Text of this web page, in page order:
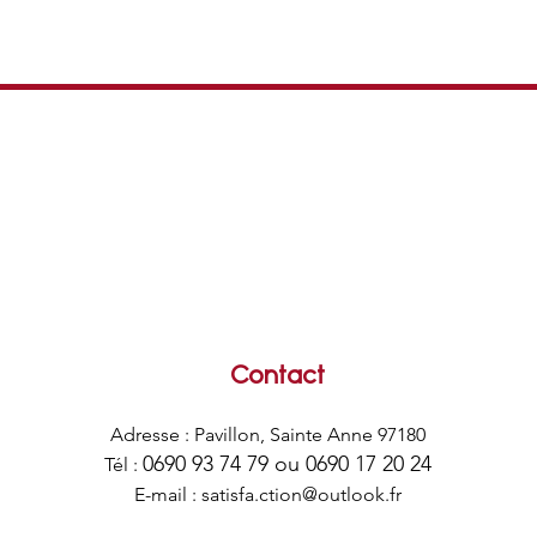
Contact
Adresse : Pavillon, Sainte Anne 97180
Tél : 0690 93 74 79ou 0690 17 20 24
E-mail : satisfa.ction@outlook.fr